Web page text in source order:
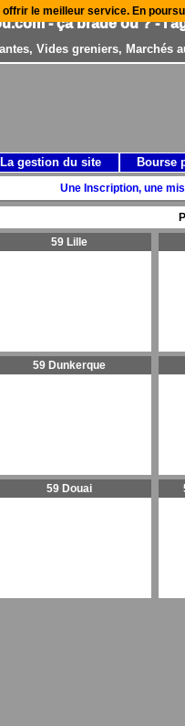
- ça brade où ? -
Vides greniers, Marchés
Une Inscription, une
59 Lille
59 Dunkerque
59 Douai
La gestion du site Bourse
le meilleur service. En